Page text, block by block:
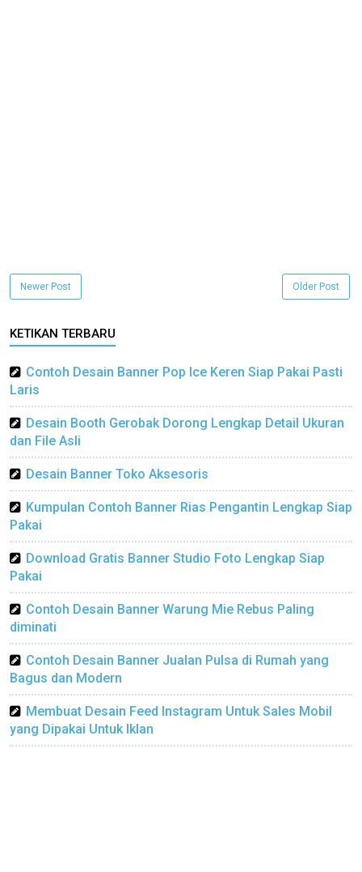
Newer Post Older Post
KETIKAN TERBARU
Contoh Desain Banner Pop Ice Keren Siap Pakai Pasti
Laris
Desain Booth Gerobak Dorong Lengkap Detail Ukuran
dan File Asli
Desain Banner Toko Aksesoris
Kumpulan Contoh Banner Rias Pengantin Lengkap Siap
Pakai
Download Gratis Banner Studio Foto Lengkap Siap
Pakai
Contoh Desain Banner Warung Mie Rebus Paling
diminati
Contoh Desain Banner Jualan Pulsa di Rumah yang
Bagus dan Modern
Membuat Desain Feed Instagram Untuk Sales Mobil
yang Dipakai Untuk Iklan